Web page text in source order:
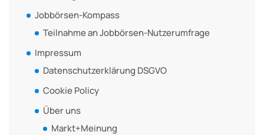
Jobbörsen-Kompass
Teilnahme an Jobbörsen-Nutzerumfrage
Impressum
Datenschutzerklärung DSGVO
Cookie Policy
Über uns
Markt+Meinung